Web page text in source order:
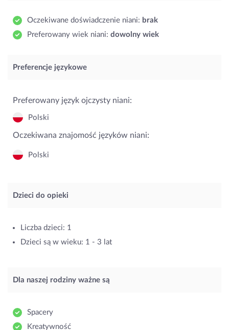
Oczekiwane doświadczenie niani: brak
Preferowany wiek niani: dowolny wiek
Preferencje językowe
Preferowany język ojczysty niani:
Polski
Oczekiwana znajomość języków niani:
Polski
Dzieci do opieki
Liczba dzieci: 1
Dzieci są w wieku: 1 - 3 lat
Dla naszej rodziny ważne są
Spacery
Kreatywność